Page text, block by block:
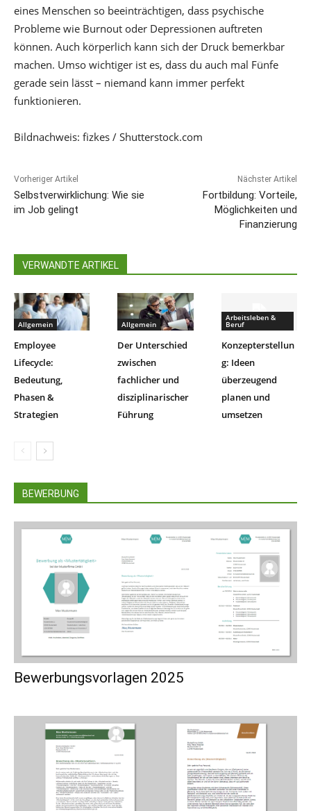
eines Menschen so beeinträchtigen, dass psychische
Probleme wie Burnout oder Depressionen auftreten
können. Auch körperlich kann sich der Druck bemerkbar
machen. Umso wichtiger ist es, dass du auch mal Fünfe
gerade sein lässt – niemand kann immer perfekt
funktionieren.
Bildnachweis: fizkes / Shutterstock.com
Vorheriger Artikel
Selbstverwirklichung: Wie sie
im Job gelingt
Nächster Artikel
Fortbildung: Vorteile,
Möglichkeiten und
Finanzierung
VERWANDTE ARTIKEL
Allgemein
Employee
Lifecycle:
Bedeutung,
Phasen &
Strategien
Allgemein
Der Unterschied
zwischen
fachlicher und
disziplinarischer
Führung
Arbeitsleben &
Beruf
Konzepterstellun
g: Ideen
überzeugend
planen und
umsetzen
BEWERBUNG
Bewerbungsvorlagen 2025